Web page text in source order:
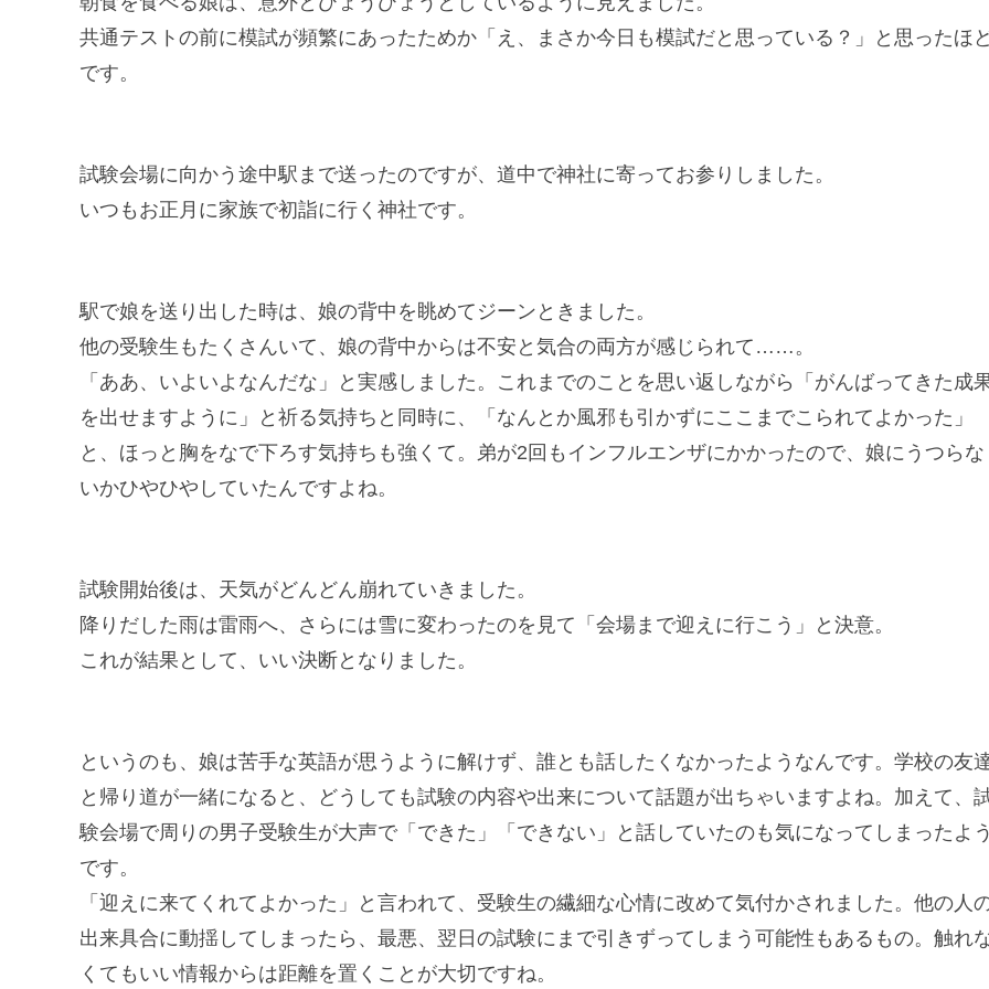
共通テストの前に模試が頻繁にあったためか「え、まさか今日も模試だと思っている？」と思ったほ
です。
試験会場に向かう途中駅まで送ったのですが、道中で神社に寄ってお参りしました。
いつもお正月に家族で初詣に行く神社です。
駅で娘を送り出した時は、娘の背中を眺めてジーンときました。
他の受験生もたくさんいて、娘の背中からは不安と気合の両方が感じられて……。
「ああ、いよいよなんだな」と実感しました。これまでのことを思い返しながら「がんばってきた成
を出せますように」と祈る気持ちと同時に、「なんとか風邪も引かずにここまでこられてよかった」
と、ほっと胸をなで下ろす気持ちも強くて。弟が2回もインフルエンザにかかったので、娘にうつらな
いかひやひやしていたんですよね。
試験開始後は、天気がどんどん崩れていきました。
降りだした雨は雷雨へ、さらには雪に変わったのを見て「会場まで迎えに行こう」と決意。
これが結果として、いい決断となりました。
というのも、娘は苦手な英語が思うように解けず、誰とも話したくなかったようなんです。学校の友
と帰り道が一緒になると、どうしても試験の内容や出来について話題が出ちゃいますよね。加えて、
験会場で周りの男子受験生が大声で「できた」「できない」と話していたのも気になってしまったよ
です。
「迎えに来てくれてよかった」と言われて、受験生の繊細な心情に改めて気付かされました。他の人
出来具合に動揺してしまったら、最悪、翌日の試験にまで引きずってしまう可能性もあるもの。触れ
くてもいい情報からは距離を置くことが大切ですね。